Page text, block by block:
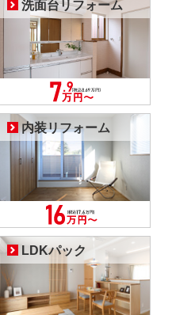
洗面台リフォーム
内装リフォーム
LDKパック